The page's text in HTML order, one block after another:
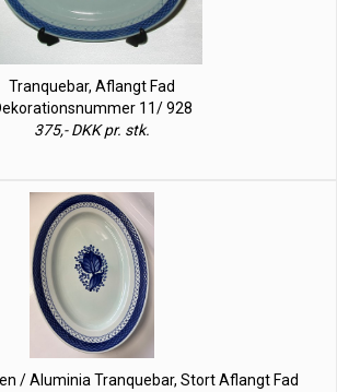
Tranquebar, Aflangt Fad
11/ 928
375,- DKK pr. stk.
/ Aluminia Tranquebar, Stort Aflangt Fad